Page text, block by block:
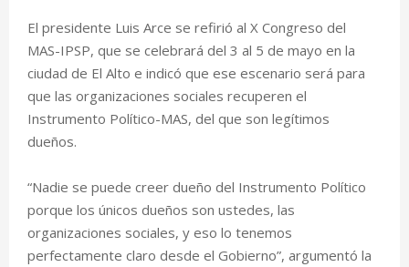
El presidente Luis Arce se refirió al X Congreso del
MAS-IPSP, que se celebrará del 3 al 5 de mayo en la
ciudad de El Alto e indicó que ese escenario será para
que las organizaciones sociales recuperen el
Instrumento Político-MAS, del que son legítimos
dueños.
“Nadie se puede creer dueño del Instrumento Político
porque los únicos dueños son ustedes, las
organizaciones sociales, y eso lo tenemos
perfectamente claro desde el Gobierno”, argumentó la